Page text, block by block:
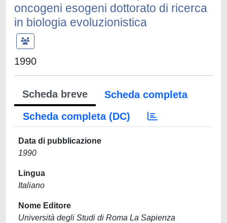
oncogeni esogeni dottorato di ricerca
in biologia evoluzionistica
1990
Scheda breve
Scheda completa
Scheda completa (DC)
Data di pubblicazione
1990
Lingua
Italiano
Nome Editore
Università degli Studi di Roma La Sapienza